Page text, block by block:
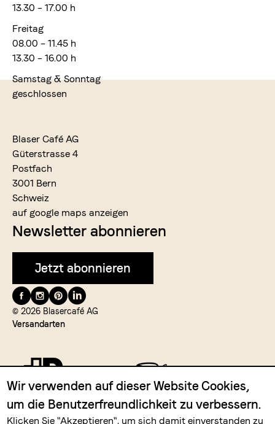
13.30 – 17.00 h
Freitag
08.00 – 11.45 h
13.30 – 16.00 h
Samstag & Sonntag
geschlossen
Blaser Café AG
Güterstrasse 4
Postfach
3001 Bern
Schweiz
auf google maps anzeigen
Newsletter abonnieren
Jetzt abonnieren
Folge
uns
auf
© 2026 Blasercafé AG
Versandarten
Zahlungsmittel
Wir verwenden auf dieser Website Cookies,
um die Benutzerfreundlichkeit zu verbessern.
Klicken Sie "Akzeptieren", um sich damit einverstanden zu